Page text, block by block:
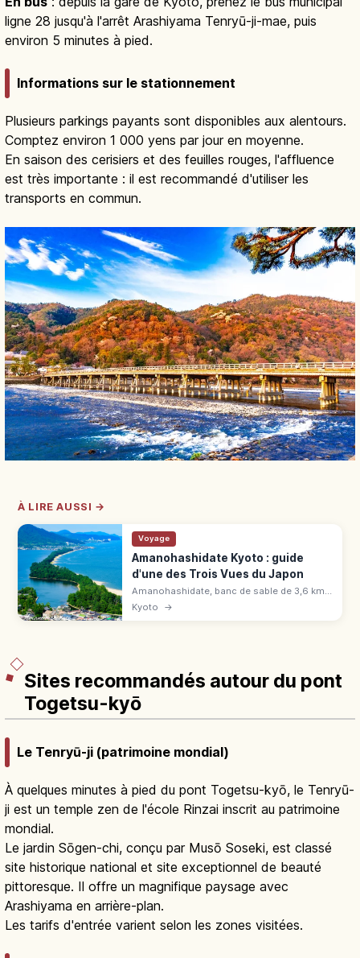
ligne 28 jusqu'à l'arrêt Arashiyama Tenryū-ji-mae, puis
environ 5 minutes à pied.
Informations sur le stationnement
Plusieurs parkings payants sont disponibles aux alentours.
Comptez environ 1 000 yens par jour en moyenne.
En saison des cerisiers et des feuilles rouges, l'affluence
est très importante : il est recommandé d'utiliser les
transports en commun.
À LIRE AUSSI →
Voyage
Amanohashidate Kyoto : guide
d'une des Trois Vues du Japon
Amanohashidate, banc de sable de 3,6 km
bordé de 6 700 pins : une des Trois Vues du
Japon. Panoramas, vélo, spécialités, accès
Kyoto →
Sites recommandés autour du pont
Togetsu-kyō
Le Tenryū-ji (patrimoine mondial)
À quelques minutes à pied du pont Togetsu-kyō, le Tenryū-
ji est un temple zen de l'école Rinzai inscrit au patrimoine
mondial.
Le jardin Sōgen-chi, conçu par Musō Soseki, est classé
site historique national et site exceptionnel de beauté
pittoresque. Il offre un magnifique paysage avec
Arashiyama en arrière-plan.
Les tarifs d'entrée varient selon les zones visitées.